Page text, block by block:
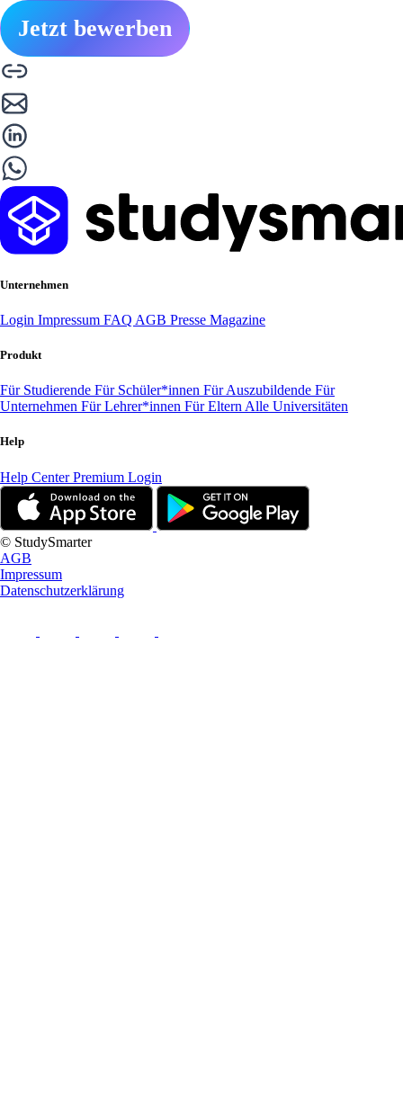
Jetzt bewerben
Unternehmen
Login Impressum FAQ AGB Presse Magazine
Produkt
Für Studierende Für Schüler*innen Für Auszubildende Für
Unternehmen Für Lehrer*innen Für Eltern Alle Universitäten
Help
Help CenterPremium Login
© StudySmarter
AGB
Impressum
Datenschutzerklärung